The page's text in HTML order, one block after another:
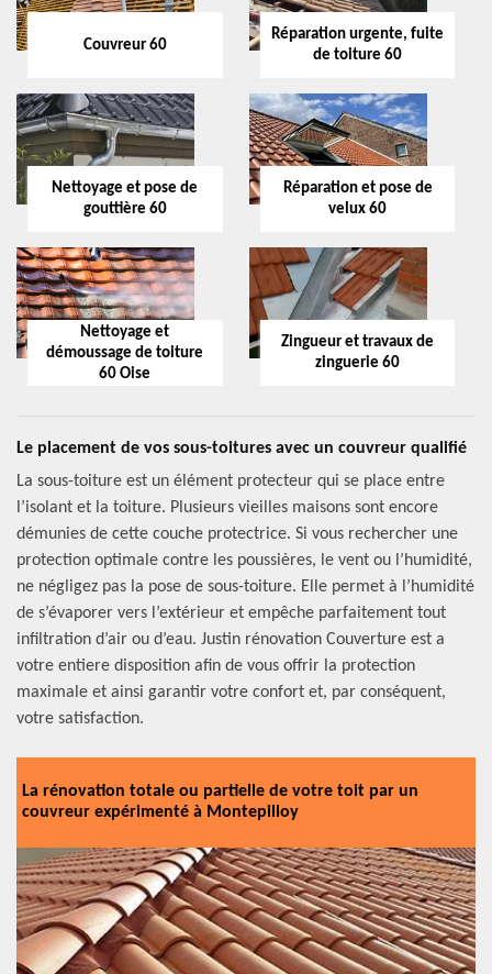
Couvreur 60
Réparation urgente, fuite
de toiture 60
Nettoyage et pose de
gouttière 60
Réparation et pose de
velux 60
Nettoyage et
démoussage de toiture
60 Oise
Zingueur et travaux de
zinguerie 60
Le placement de vos sous-toitures avec un couvreur qualifié
La sous-toiture est un élément protecteur qui se place entre
l’isolant et la toiture. Plusieurs vieilles maisons sont encore
démunies de cette couche protectrice. Si vous rechercher une
protection optimale contre les poussières, le vent ou l’humidité,
ne négligez pas la pose de sous-toiture. Elle permet à l’humidité
de s’évaporer vers l’extérieur et empêche parfaitement tout
infiltration d’air ou d’eau. Justin rénovation Couverture est a
votre entiere disposition afin de vous offrir la protection
maximale et ainsi garantir votre confort et, par conséquent,
votre satisfaction.
La rénovation totale ou partielle de votre toit par un
couvreur expérimenté à Montepilloy